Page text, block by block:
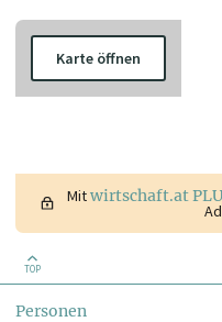
Karte öffnen
Mitwirtschaft.at
TOP
Personen